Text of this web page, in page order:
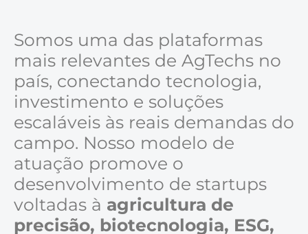
Somos uma das plataformas
mais relevantes de AgTechs no
país, conectando tecnologia,
investimento e soluções
escaláveis às reais demandas do
campo. Nosso modelo de
atuação promove o
desenvolvimento de startups
voltadas à agricultura de
precisão, biotecnologia, ESG,